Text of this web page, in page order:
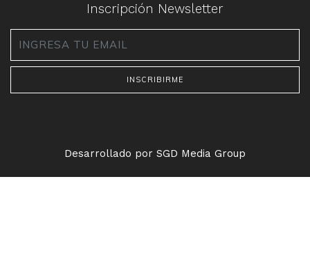
Inscripción Newsletter
Desarrollado por SGD Media Group